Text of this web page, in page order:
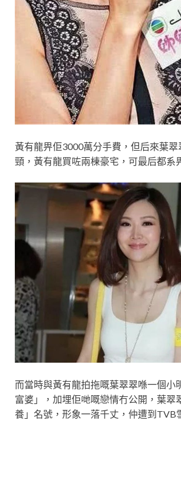
黃有龍畀佢3000萬分手費，但后來葉
頸，黃有龍買咗兩棟豪宅，可最后都系
而當時與黃有龍拍拖嘅葉翠翠喺一個小
富婆」，加埋佢哋嘅戀情冇公開，葉翠
養」名號，形象一落千丈，仲遭到TVB